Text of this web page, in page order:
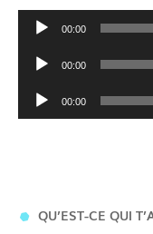
Lecteur
audio
00:00
Lecteur
audio
00:00
Lecteur
audio
00:00
QU’EST-CE QUI